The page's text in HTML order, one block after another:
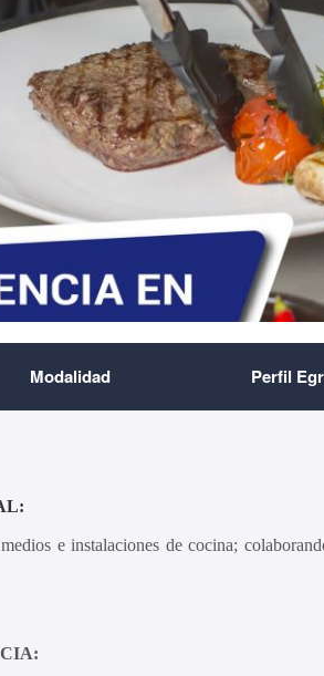
Modalidad Perfil
e instalaciones de cocina;